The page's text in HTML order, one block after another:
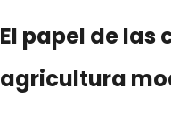
El papel de las
agricultura